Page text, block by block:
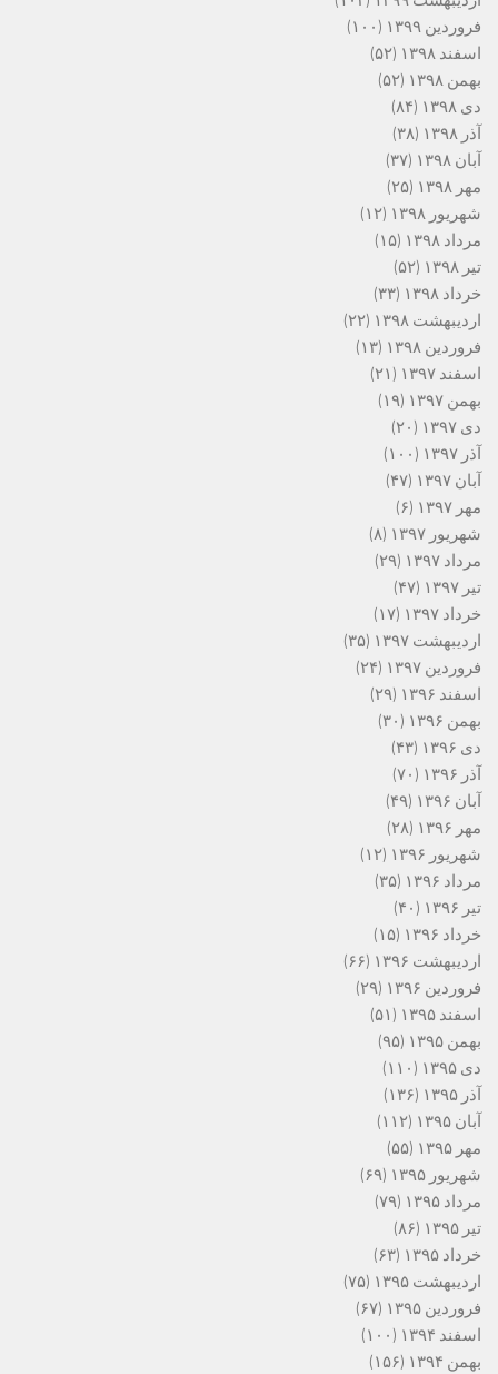
فروردین ۱۳۹۹
(۱۰۰)
اسفند ۱۳۹۸
(۵۲)
بهمن ۱۳۹۸
(۵۲)
دی ۱۳۹۸
(۸۴)
آذر ۱۳۹۸
(۳۸)
آبان ۱۳۹۸
(۳۷)
مهر ۱۳۹۸
(۲۵)
شهریور ۱۳۹۸
(۱۲)
مرداد ۱۳۹۸
(۱۵)
تیر ۱۳۹۸
(۵۲)
خرداد ۱۳۹۸
(۳۳)
اردیبهشت ۱۳۹۸
(۲۲)
فروردین ۱۳۹۸
(۱۳)
اسفند ۱۳۹۷
(۲۱)
بهمن ۱۳۹۷
(۱۹)
دی ۱۳۹۷
(۲۰)
آذر ۱۳۹۷
(۱۰۰)
آبان ۱۳۹۷
(۴۷)
مهر ۱۳۹۷
(۶)
شهریور ۱۳۹۷
(۸)
مرداد ۱۳۹۷
(۲۹)
تیر ۱۳۹۷
(۴۷)
خرداد ۱۳۹۷
(۱۷)
اردیبهشت ۱۳۹۷
(۳۵)
فروردین ۱۳۹۷
(۲۴)
اسفند ۱۳۹۶
(۲۹)
بهمن ۱۳۹۶
(۳۰)
دی ۱۳۹۶
(۴۳)
آذر ۱۳۹۶
(۷۰)
آبان ۱۳۹۶
(۴۹)
مهر ۱۳۹۶
(۲۸)
شهریور ۱۳۹۶
(۱۲)
مرداد ۱۳۹۶
(۳۵)
تیر ۱۳۹۶
(۴۰)
خرداد ۱۳۹۶
(۱۵)
اردیبهشت ۱۳۹۶
(۶۶)
فروردین ۱۳۹۶
(۲۹)
اسفند ۱۳۹۵
(۵۱)
بهمن ۱۳۹۵
(۹۵)
دی ۱۳۹۵
(۱۱۰)
آذر ۱۳۹۵
(۱۳۶)
آبان ۱۳۹۵
(۱۱۲)
مهر ۱۳۹۵
(۵۵)
شهریور ۱۳۹۵
(۶۹)
مرداد ۱۳۹۵
(۷۹)
تیر ۱۳۹۵
(۸۶)
خرداد ۱۳۹۵
(۶۳)
اردیبهشت ۱۳۹۵
(۷۵)
فروردین ۱۳۹۵
(۶۷)
اسفند ۱۳۹۴
(۱۰۰)
بهمن ۱۳۹۴
(۱۵۶)